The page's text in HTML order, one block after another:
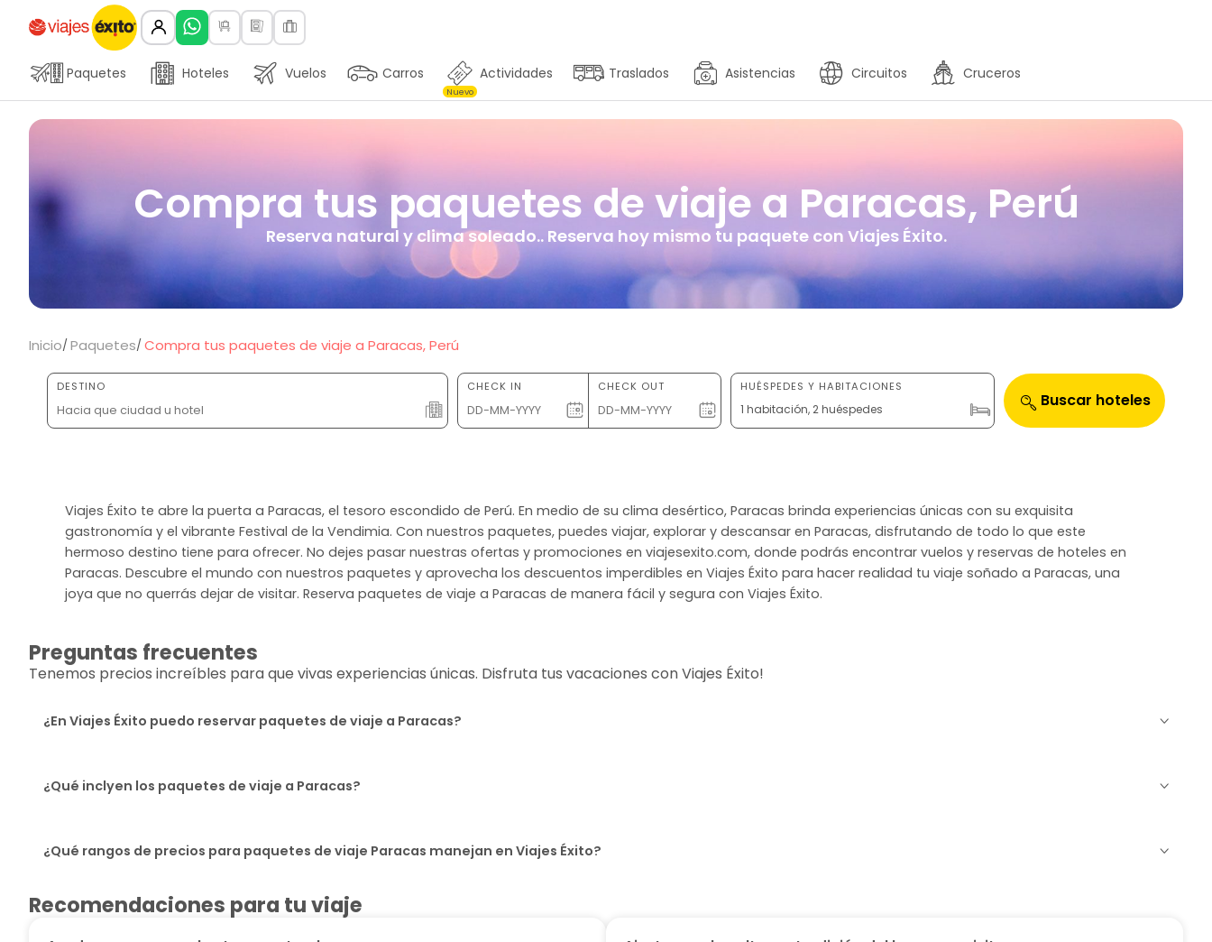
Paquetes Hoteles Vuelos Carros Actividades
Nuevo
Traslados Asistencias Circuitos Cruceros
Compra tus paquetes de viaje a Paracas, Perú
Reserva natural y clima soleado.. Reserva hoy mismo tu paquete con Viajes Éxito.
Inicio Paquetes Compra tus paquetes de viaje a Paracas, Perú
DESTINO CHECK IN CHECK OUT HUÉSPEDES Y HABITACIONES
1 habitación, 2 huéspedes Buscar hoteles
Viajes Éxito te abre la puerta a Paracas, el tesoro escondido de Perú. En medio de su clima desértico, Paracas brinda experiencias únicas con su exquisita
gastronomía y el vibrante Festival de la Vendimia. Con nuestros paquetes, puedes viajar, explorar y descansar en Paracas, disfrutando de todo lo que este
hermoso destino tiene para ofrecer. No dejes pasar nuestras ofertas y promociones en viajesexito.com, donde podrás encontrar vuelos y reservas de hoteles en
Paracas. Descubre el mundo con nuestros paquetes y aprovecha los descuentos imperdibles en Viajes Éxito para hacer realidad tu viaje soñado a Paracas, una
joya que no querrás dejar de visitar. Reserva paquetes de viaje a Paracas de manera fácil y segura con Viajes Éxito.
Preguntas frecuentes
Tenemos precios increíbles para que vivas experiencias únicas. Disfruta tus vacaciones con Viajes Éxito!
¿En Viajes Éxito puedo reservar paquetes de viaje a Paracas?
¿Qué inclyen los paquetes de viaje a Paracas?
¿Qué rangos de precios para paquetes de viaje Paracas manejan en Viajes Éxito?
Recomendaciones para tu viaje